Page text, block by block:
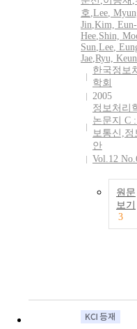
호,Lee,
Jin,Kim, Eun-
Hee,Shin,
Sun,Lee,
Jae,Ryu,
한국정보
학회
2005
정보처리
논문지 C
보통신,정
안
Vol.12
원문
보기
3